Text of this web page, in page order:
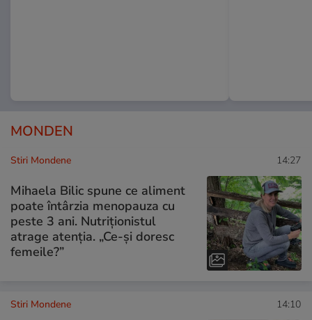
MONDEN
Stiri Mondene 14:27
Mihaela Bilic spune ce aliment
poate întârzia menopauza cu
peste 3 ani. Nutriționistul
atrage atenția. „Ce-și doresc
femeile?”
Stiri Mondene 14:10